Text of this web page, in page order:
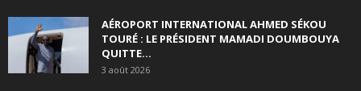
AÉROPORT INTERNATIONAL AHMED SÉKOU
TOURÉ : LE PRÉSIDENT MAMADI DOUMBOUYA
QUITTE...
3 août 2026